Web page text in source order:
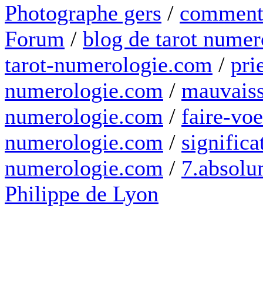
Photographe gers /
Forum / blog de tarot
tarot-numerologie.com /
numerologie.com /
numerologie.com / faire-
numerologie.com /
numerologie.com /
Philippe de Lyon